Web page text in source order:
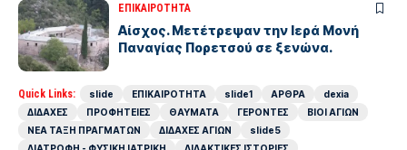
ΕΠΙΚΑΙΡΟΤΗΤΑ
Αίσχος. Μετέτρεψαν την Ιερά Μονή
Παναγίας Πορετσού σε ξενώνα.
Quick Links: slide ΕΠΙΚΑΙΡΟΤΗΤΑ slide1 ΑΡΘΡΑ
dexia
ΔΙΔΑΧΕΣ
ΠΡΟΦΗΤΕΙΕΣ ΘΑΥΜΑΤΑ ΓΕΡΟΝΤΕΣ
ΒΙΟΙ ΑΓΙΩΝ
ΝΕΑ ΤΑΞΗ ΠΡΑΓΜΑΤΩΝ
ΔΙΔΑΧΕΣ ΑΓΙΩΝ
slide5
ΔΙΑΤΡΟΦΗ - ΦΥΣΙΚΗ ΙΑΤΡΙΚΗ
ΔΙΔΑΚΤΙΚΕΣ ΙΣΤΟΡΙΕΣ